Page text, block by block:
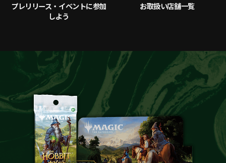
プレリリース・イベントに参加
しよう
お取扱い店舗一覧